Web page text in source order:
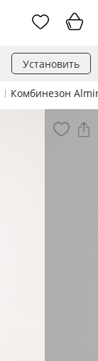
Установить
Комбинезон